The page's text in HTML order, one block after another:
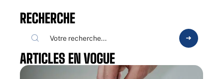
RECHERCHE
ARTICLES EN VOGUE